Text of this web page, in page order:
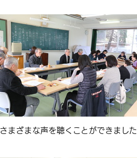
さまざまな声を聴くことができました